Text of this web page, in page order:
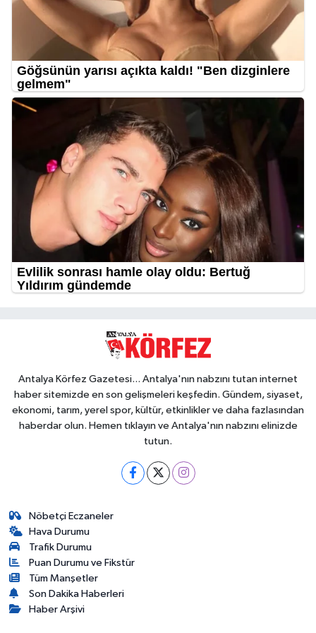
Antalya Körfez Gazetesi... Antalya'nın nabzını tutan internet
haber sitemizde en son gelişmeleri keşfedin. Gündem, siyaset,
ekonomi, tarım, yerel spor, kültür, etkinlikler ve daha fazlasından
haberdar olun. Hemen tıklayın ve Antalya'nın nabzını elinizde
tutun.
Nöbetçi Eczaneler
Hava Durumu
Trafik Durumu
Puan Durumu ve Fikstür
Tüm Manşetler
Son Dakika Haberleri
Haber Arşivi